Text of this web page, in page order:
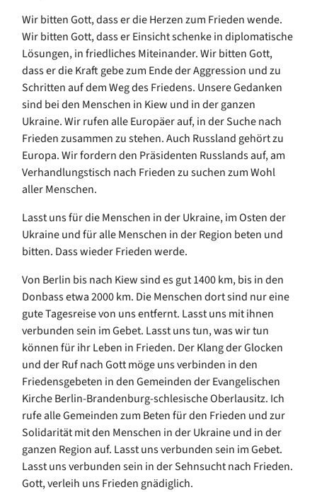
Wir bitten Gott, dass er die Herzen zum Frieden wende.
Wir bitten Gott, dass er Einsicht schenke in diplomatische
Lösungen, in friedliches Miteinander. Wir bitten Gott,
dass er die Kraft gebe zum Ende der Aggression und zu
Schritten auf dem Weg des Friedens. Unsere Gedanken
sind bei den Menschen in Kiew und in der ganzen
Ukraine. Wir rufen alle Europäer auf, in der Suche nach
Frieden zusammen zu stehen. Auch Russland gehört zu
Europa. Wir fordern den Präsidenten Russlands auf, am
Verhandlungstisch nach Frieden zu suchen zum Wohl
aller Menschen.
Lasst uns für die Menschen in der Ukraine, im Osten der
Ukraine und für alle Menschen in der Region beten und
bitten. Dass wieder Frieden werde.
Von Berlin bis nach Kiew sind es gut 1400 km, bis in den
Donbass etwa 2000 km. Die Menschen dort sind nur eine
gute Tagesreise von uns entfernt. Lasst uns mit ihnen
verbunden sein im Gebet. Lasst uns tun, was wir tun
können für ihr Leben in Frieden. Der Klang der Glocken
und der Ruf nach Gott möge uns verbinden in den
Friedensgebeten in den Gemeinden der Evangelischen
Kirche Berlin-Brandenburg-schlesische Oberlausitz. Ich
rufe alle Gemeinden zum Beten für den Frieden und zur
Solidarität mit den Menschen in der Ukraine und in der
ganzen Region auf. Lasst uns verbunden sein im Gebet.
Lasst uns verbunden sein in der Sehnsucht nach Frieden.
Gott, verleih uns Frieden gnädiglich.